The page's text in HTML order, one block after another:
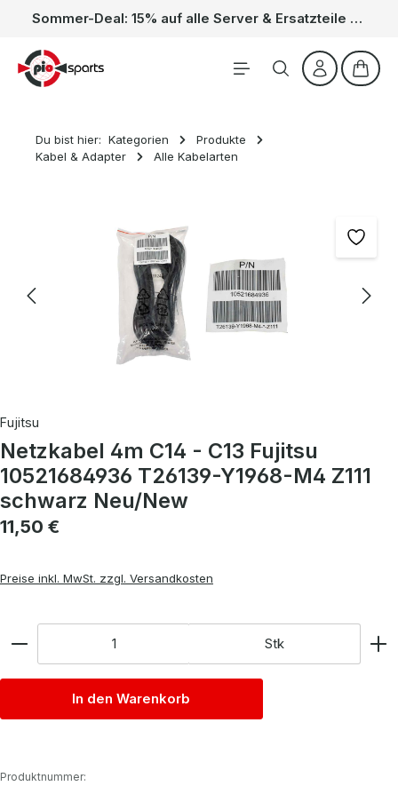
Zum Hauptinhalt springen Sommer-Deal: 15% auf alle Server & Ersatzteile – Kein Code nötig, der Rabatt wird automatisch im Warenkorb abgezogen. Gültig vom 01.06. bis 31.08.
Du bist hier: Kategorien
Produkte
Kabel & Adapter
Alle Kabelarten
Fujitsu
Netzkabel 4m C14 - C13 Fujitsu
10521684936 T26139-Y1968-M4 Z111
schwarz Neu/New
Regulärer Preis:
11,50 €
Preise inkl. MwSt. zzgl. Versandkosten
Stk
In den Warenkorb
Produktnummer: